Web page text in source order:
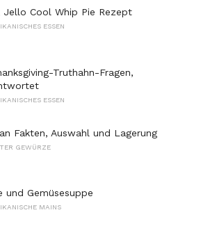
Jello Cool Whip Pie Rezept
ESSEN
Truthahn-Fragen,
ESSEN
Fakten, Auswahl und Lagerung
GEWÜRZE
und Gemüsesuppe
MAINS